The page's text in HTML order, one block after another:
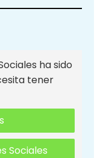
ha sido
tener
Sociales